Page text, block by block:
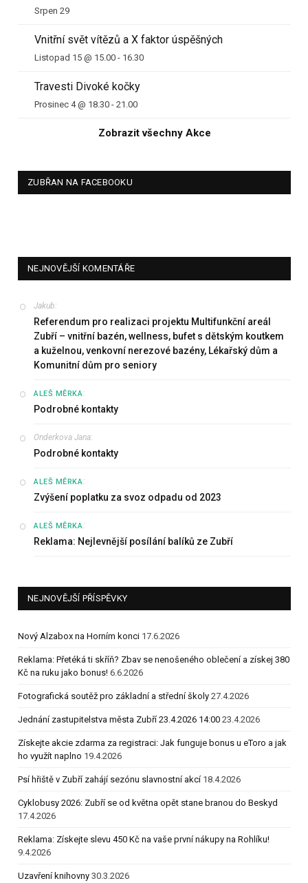
Srpen 29
Vnitřní svět vítězů a X faktor úspěšných
Listopad 15 @ 15.00 - 16.30
Travesti Divoké kočky
Prosinec 4 @ 18.30 - 21.00
Zobrazit všechny Akce
ZUBŘAN NA FACEBOOKU
NEJNOVĚJŠÍ KOMENTÁŘE
Jakub:
Referendum pro realizaci projektu Multifunkční areál
Zubří – vnitřní bazén, wellness, bufet s dětským koutkem
a kuželnou, venkovní nerezové bazény, Lékařský dům a
Komunitní dům pro seniory
ALEŠ MĚRKA:
Podrobné kontakty
Onderkova Jana:
Podrobné kontakty
ALEŠ MĚRKA:
Zvýšení poplatku za svoz odpadu od 2023
ALEŠ MĚRKA:
Reklama: Nejlevnější posílání balíků ze Zubří
NEJNOVĚJŠÍ PŘÍSPĚVKY
Nový Alzabox na Horním konci 17.6.2026
Reklama: Přetéká ti skříň? Zbav se nenošeného oblečení a získej 380
Kč na ruku jako bonus! 6.6.2026
Fotografická soutěž pro základní a střední školy 27.4.2026
Jednání zastupitelstva města Zubří 23.4.2026 14:00 23.4.2026
Získejte akcie zdarma za registraci: Jak funguje bonus u eToro a jak
ho využít naplno 19.4.2026
Psí hřiště v Zubří zahájí sezónu slavnostní akcí 18.4.2026
Cyklobusy 2026: Zubří se od května opět stane branou do Beskyd
17.4.2026
Reklama: Získejte slevu 450 Kč na vaše první nákupy na Rohlíku!
9.4.2026
Uzavření knihovny 30.3.2026